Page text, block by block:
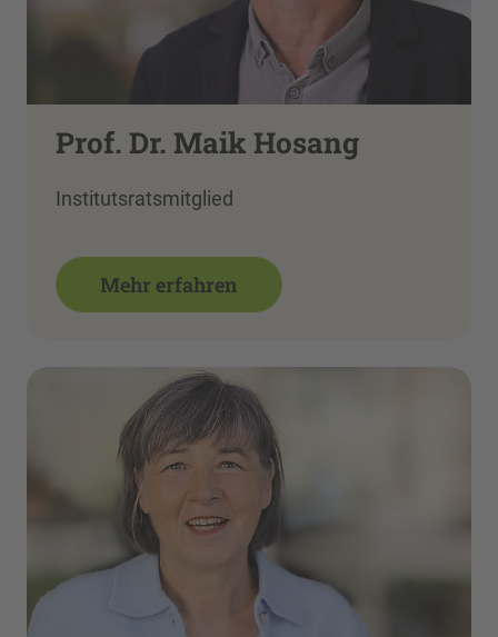
Prof. Dr. Maik Hosang
Institutsratsmitglied
Mehr erfahren